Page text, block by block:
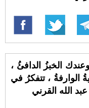
الخبزُ الدافئُ ،
الوارفةُ ، تتفكرُ في
الله القرني